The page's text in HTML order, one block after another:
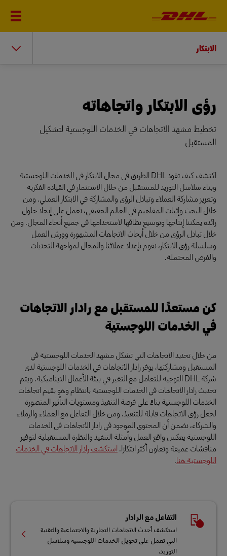
الابتكار
رؤى الابتكار واتجاهاته
تخطيط مشهد الاتجاهات في الخدمات اللوجستية لتشكيل
المستقبل
اكتشف كيف تقود DHL الطريق في مجال الابتكار في الخدمات اللوجستية
وبناء سلاسل التوريد للمستقبل من خلال الاستثمار في القيادة الفكرية
وتعزيز مشاركة العملاء وتبادل الرؤى والمشاركة في الابتكار العملي. ومن
خلال البحث وإثبات المفاهيم في العالم الحقيقي، نعمل على إيجاد حلول
رائدة يمكننا إنتاجها وتوسيع نطاقها لاستخدامها في جميع أنحاء المجال. ومن
خلال تبادل الرؤى من خلال أبحاث الاتجاهات المشهورة وورش العمل
وسلسلة رؤى الابتكار، نقوم بإعداد عملائنا والمجال لمواجهة التحديات
والفرص المحتملة.
كن مستعدًا للمستقبل مع رادار الاتجاهات
في الخدمات اللوجستية
من خلال تحديد الاتجاهات التي تشكل مشهد الخدمات اللوجستية في
المستقبل ومشاركتها، يوفر رادار الاتجاهات في الخدمات اللوجستية لدى
شركة DHL التوجيه للتعامل مع التغير في بيئة الأعمال الديناميكية. ويتم
تحديث رادار الاتجاهات في الخدمات اللوجستية بانتظام وهو يقيم اتجاهات
الخدمات اللوجستية بناءً على فرصة التنفيذ ومستويات التأثير المتصورة
لجعل رؤى الاتجاهات قابلة للتنفيذ. ومن خلال التفاعل مع العملاء والزملاء
والشركاء، نضمن أن المحتوى الموجود في رادار الاتجاهات في الخدمات
اللوجستية يعكس واقع العمل وأمثلة التنفيذ والنظرة المستقبلية لتوفير
مناقشات عميقة وتعاون أكثر ابتكارًا.استكشف رادار الاتجاهات في الخدمات
اللوجستية هنا.
التفاعل مع الرادار
استكشف أحدث الاتجاهات التجارية والاجتماعية والتقنية
التي تعمل على تحويل الخدمات اللوجستية وسلاسل
التوريد.